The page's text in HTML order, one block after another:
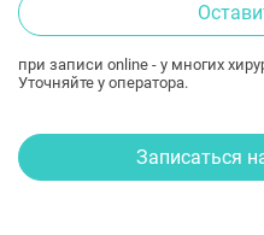
при записи online - у многих
Уточняйте у оператора.
Записаться